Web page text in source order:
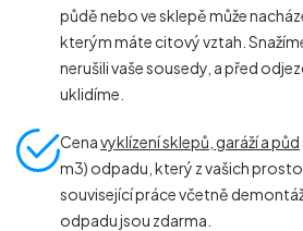
půdě nebo ve sklepě může
kterým máte citový vztah.
nerušili vaše sousedy, a před
uklidíme.
Cenavyklízení sklepů, garáží a půd
m3) odpadu, který z vašich
související práce včetně
odpadu jsou zdarma.